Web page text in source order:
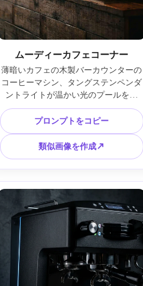
ムーディーカフェコーナー
薄暗いカフェの木製バーカウンターの
コーヒーマシン、タングステンペンダ
ントライトが温かい光のプールを作
成、背景ぼけた瓶やカップ、映画的な
影、雰囲気ある蒸気、Sony A7IV、
50mm、f/1.8、浅い被写界深度、リッ
チコントラスト、フォトリアリスティ
ック --ar 4:5
プロンプトをコピー
類似画像を作成↗